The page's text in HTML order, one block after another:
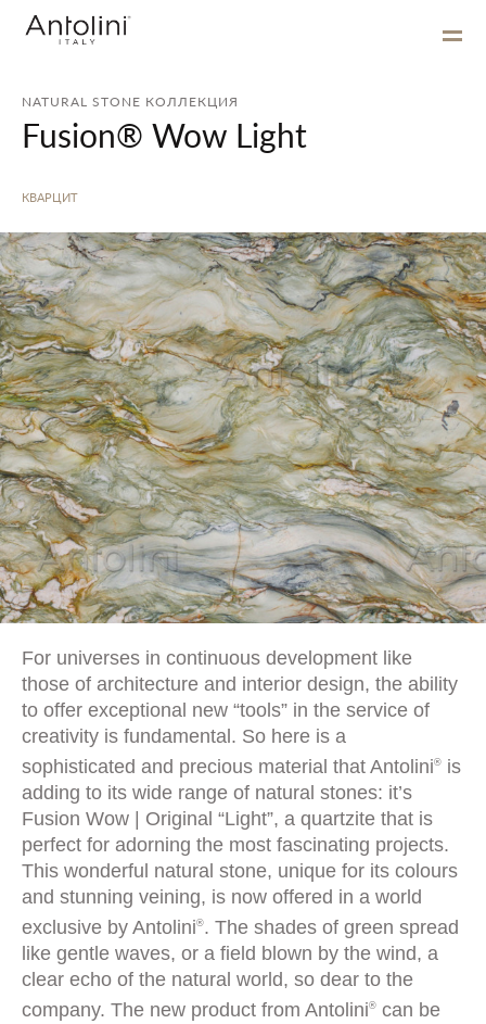
NATURAL STONE КОЛЛЕКЦИЯ
Fusion® Wow Light
КВАРЦИТ
For universes in continuous development like
those of architecture and interior design, the ability
to offer exceptional new “tools” in the service of
creativity is fundamental. So here is a
sophisticated and precious material that Antolini® is
adding to its wide range of natural stones: it’s
Fusion Wow | Original “Light”, a quartzite that is
perfect for adorning the most fascinating projects.
This wonderful natural stone, unique for its colours
and stunning veining, is now offered in a world
exclusive by Antolini®. The shades of green spread
like gentle waves, or a field blown by the wind, a
clear echo of the natural world, so dear to the
company. The new product from Antolini® can be